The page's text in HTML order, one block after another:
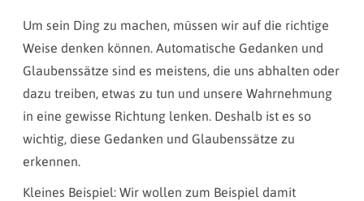
Um sein Ding zu machen, müssen wir auf die richtige
Weise denken können. Automatische Gedanken und
Glaubenssätze sind es meistens, die uns abhalten oder
dazu treiben, etwas zu tun und unsere Wahrnehmung
in eine gewisse Richtung lenken. Deshalb ist es so
wichtig, diese Gedanken und Glaubenssätze zu
erkennen.
Kleines Beispiel: Wir wollen zum Beispiel damit